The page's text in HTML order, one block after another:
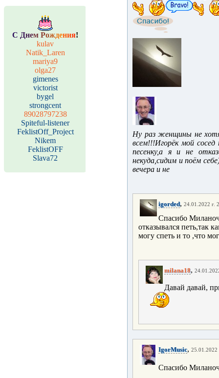
С Днем Рождения!
kulav
Natik_Laren
mariya9
olga27
gimenes
victorist
bygel
strongcent
89028797238
Spiteful-listener
FeklistOff_Project
Nikem
FeklistOFF
Slava72
Ну раз женщины не
всем!!!Игорёк мой сосед
песенку,а я и не
некуда,сидим и поём
вечера и не
igorded, 24.01.2022 г.
Спасибо
отказывался петь,так
могу спеть и то ,что
milana18,
Давай давай,
IgorMusic, 25.01.2022
Спасибо